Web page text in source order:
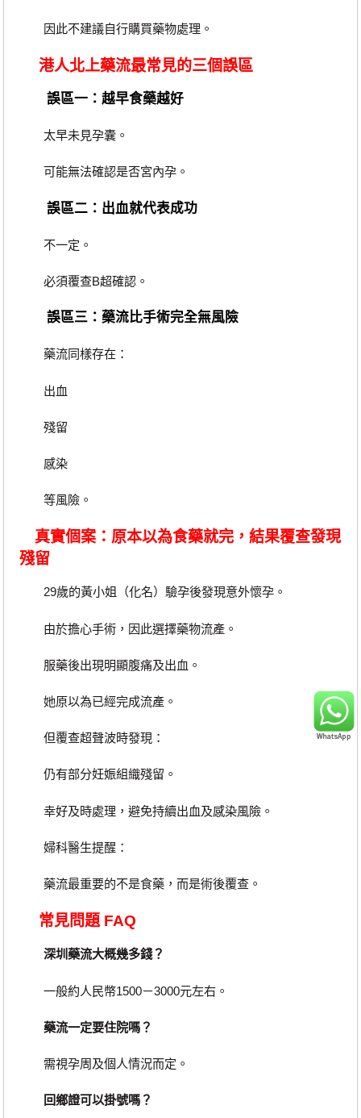
因此不建議自行購買藥物處理。
港人北上藥流最常見的三個誤區
誤區一：越早食藥越好
太早未見孕囊。
可能無法確認是否宮內孕。
誤區二：出血就代表成功
不一定。
必須覆查B超確認。
誤區三：藥流比手術完全無風險
藥流同樣存在：
出血
殘留
感染
等風險。
真實個案：原本以為食藥就完，結果覆查發現
殘留
29歲的黃小姐（化名）驗孕後發現意外懷孕。
由於擔心手術，因此選擇藥物流產。
服藥後出現明顯腹痛及出血。
她原以為已經完成流產。
但覆查超聲波時發現：
仍有部分妊娠組織殘留。
幸好及時處理，避免持續出血及感染風險。
婦科醫生提醒：
藥流最重要的不是食藥，而是術後覆查。
常見問題 FAQ
深圳藥流大概幾多錢？
一般約人民幣1500－3000元左右。
藥流一定要住院嗎？
需視孕周及個人情況而定。
回鄉證可以掛號嗎？